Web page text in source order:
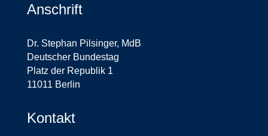
Anschrift
Dr. Stephan Pilsinger, MdB
Deutscher Bundestag
Platz der Republik 1
11011 Berlin
Kontakt